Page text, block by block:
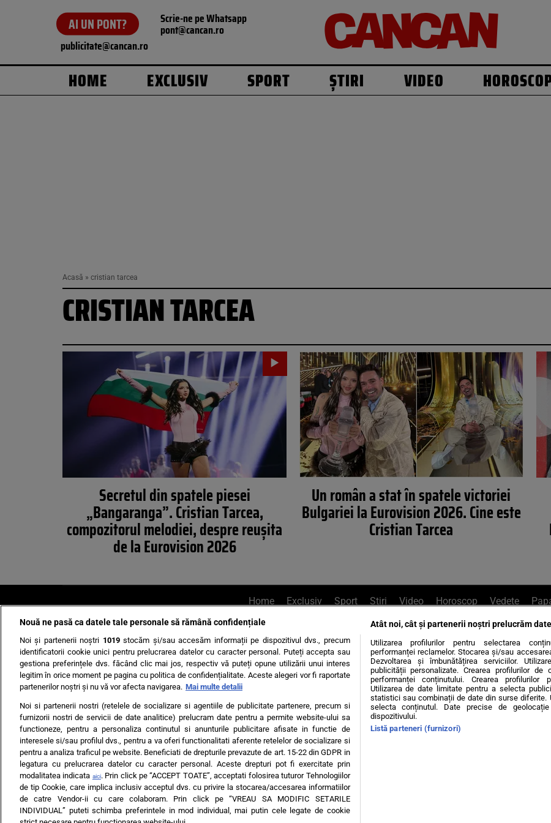
AI UN PONT? Scrie-ne pe Whatsapp
pont@cancan.ro
publicitate@cancan.ro
HOME EXCLUSIV SPORT ȘTIRI VIDEO
Acasă » cristian tarcea
CRISTIAN TARCEA
Secretul din spatele piesei
„Bangaranga”. Cristian Tarcea,
compozitorul melodiei, despre reușita
de la Eurovision 2026
Un român a stat în spatele victoriei
Bulgariei la Eurovision 2026. Cine este
Cristian Tarcea
Home Exclusiv Sport Știri Video Horoscop Vedete
AI UN PONT? Scrie-ne pe Whatsapp, sună la 0741226226 sau
Știri interne Știri externe Politică
Ultimele stiri Diete Insula Iubirii Dictionar de vise LIFE STYLE
Echipa editorială Termeni si condiții Politica de confidențialitate
Nouă ne pasă ca datele tale personale să rămână confidențiale
Noi și partenerii noștri 1019stocăm și/sau accesăm informații pe dispozitivul dvs., precum
identificatorii cookie unici pentru prelucrarea datelor cu caracter personal. Puteți accepta sau
gestiona preferințele dvs. făcând clic mai jos, respectiv vă puteți opune utilizării unui interes
legitim în orice moment pe pagina cu politica de confidențialitate. Aceste alegeri vor fi raportate
partenerilor noștri și nu vă vor afecta navigarea. Mai multe detalii
Noi si partenerii nostri (retelele de socializare si agentiile de publicitate partenere, precum si
furnizorii nostri de servicii de date analitice) prelucram date pentru a permite website-ului sa
functioneze, pentru a personaliza continutul si anunturile publicitare afisate in functie de
interesele si/sau profilul dvs., pentru a va oferi functionalitati aferente retelelor de socializare si
pentru a analiza traficul pe website. Beneficiati de drepturile prevazute de art. 15-22 din GDPR in
legatura cu prelucrarea datelor cu caracter personal. Aceste drepturi pot fi exercitate prin
modalitatea indicata aici. Prin click pe “ACCEPT TOATE”, acceptati folosirea tuturor Tehnologiilor
de tip Cookie, care implica inclusiv acceptul dvs. cu privire la stocarea/accesarea informatiilor
de catre Vendor-ii cu care colaboram. Prin click pe “VREAU SA MODIFIC SETARILE
INDIVIDUAL” puteti schimba preferintele in mod individual, mai putin cele legate de cookie
Atât noi, cât și partenerii noștri prelucrăm
Utilizarea profilurilor pentru selectarea
performanței reclamelor. Stocarea și/sau
Dezvoltarea și îmbunătățirea serviciilor.
publicității personalizate. Crearea profilurilor de
performanței conținutului. Crearea profilurilor
Utilizarea de date limitate pentru a selecta
statistici sau combinații de date din surse diferite.
selecta conținutul. Date precise de
dispozitivului.
Listă parteneri (furnizori)